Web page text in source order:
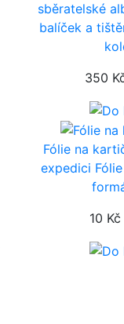
sběratelské
balíček a
350
Fólie na
expedici
10 Kč